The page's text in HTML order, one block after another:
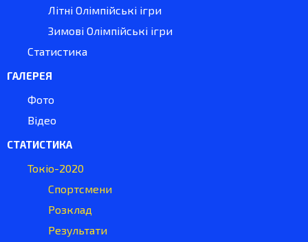
Літні Олімпійські ігри
Зимові Олімпійські ігри
Статистика
ГАЛЕРЕЯ
Фото
Відео
СТАТИСТИКА
Токіо-2020
Спортсмени
Розклад
Результати